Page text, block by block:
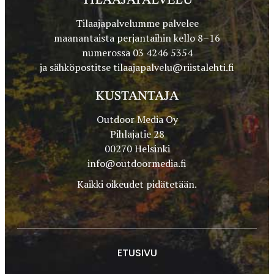
Tilaajapalvelumme palvelee
maanantaista perjantaihin kello 8–16
numerossa 03 4246 5354
ja sähköpostitsetilaajapalvelu@riistalehti.fi
KUSTANTAJA
Outdoor Media Oy
Pihlajatie 28
00270 Helsinki
info@outdoormedia.fi
Kaikki oikeudet pidätetään.
ETUSIVU